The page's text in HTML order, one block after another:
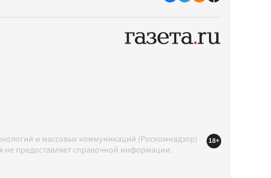
и массовых коммуникаций (Роскомнадзор)
не предоставляет справочной информации.
18+